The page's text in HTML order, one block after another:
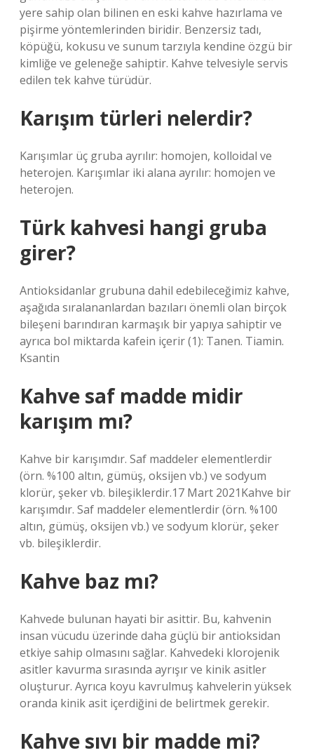
yere sahip olan bilinen en eski kahve hazırlama ve
pişirme yöntemlerinden biridir. Benzersiz tadı,
köpüğü, kokusu ve sunum tarzıyla kendine özgü bir
kimliğe ve geleneğe sahiptir. Kahve telvesiyle servis
edilen tek kahve türüdür.
Karışım türleri nelerdir?
Karışımlar üç gruba ayrılır: homojen, kolloidal ve
heterojen. Karışımlar iki alana ayrılır: homojen ve
heterojen.
Türk kahvesi hangi gruba
girer?
Antioksidanlar grubuna dahil edebileceğimiz kahve,
aşağıda sıralananlardan bazıları önemli olan birçok
bileşeni barındıran karmaşık bir yapıya sahiptir ve
ayrıca bol miktarda kafein içerir (1): Tanen. Tiamin.
Ksantin
Kahve saf madde midir
karışım mı?
Kahve bir karışımdır. Saf maddeler elementlerdir
(örn. %100 altın, gümüş, oksijen vb.) ve sodyum
klorür, şeker vb. bileşiklerdir.17 Mart 2021Kahve bir
karışımdır. Saf maddeler elementlerdir (örn. %100
altın, gümüş, oksijen vb.) ve sodyum klorür, şeker
vb. bileşiklerdir.
Kahve baz mı?
Kahvede bulunan hayati bir asittir. Bu, kahvenin
insan vücudu üzerinde daha güçlü bir antioksidan
etkiye sahip olmasını sağlar. Kahvedeki klorojenik
asitler kavurma sırasında ayrışır ve kinik asitler
oluşturur. Ayrıca koyu kavrulmuş kahvelerin yüksek
oranda kinik asit içerdiğini de belirtmek gerekir.
Kahve sıvı bir madde mi?